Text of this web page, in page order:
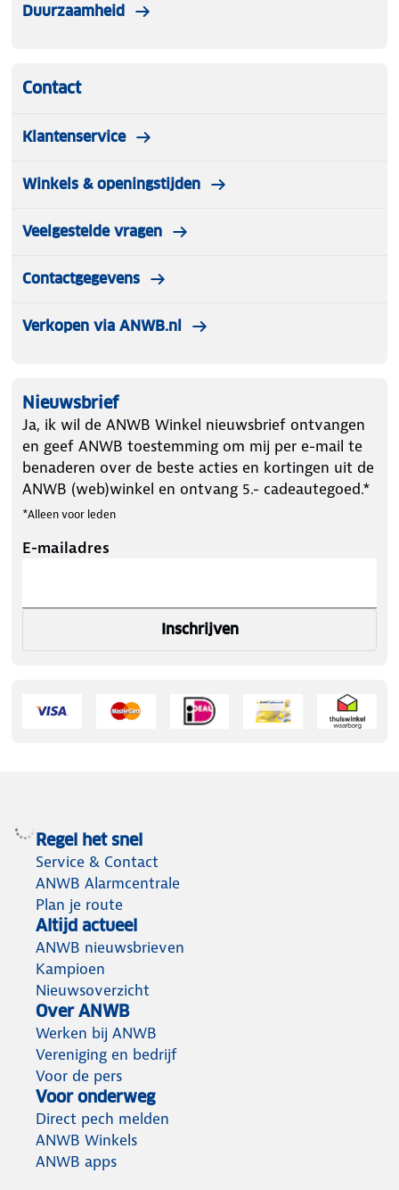
Duurzaamheid
Contact
Klantenservice
Winkels & openingstijden
Veelgestelde vragen
Contactgegevens
Verkopen via ANWB.nl
Nieuwsbrief
Ja, ik wil de ANWB Winkel nieuwsbrief ontvangen
en geef ANWB toestemming om mij per e-mail te
benaderen over de beste acties en kortingen uit de
ANWB (web)winkel en ontvang 5.- cadeautegoed.*
*Alleen voor leden
E-mailadres
Inschrijven
Regel het snel
Service & Contact
ANWB Alarmcentrale
Plan je route
Altijd actueel
ANWB nieuwsbrieven
Kampioen
Nieuwsoverzicht
Over ANWB
Werken bij ANWB
Vereniging en bedrijf
Voor de pers
Voor onderweg
Direct pech melden
ANWB Winkels
ANWB apps